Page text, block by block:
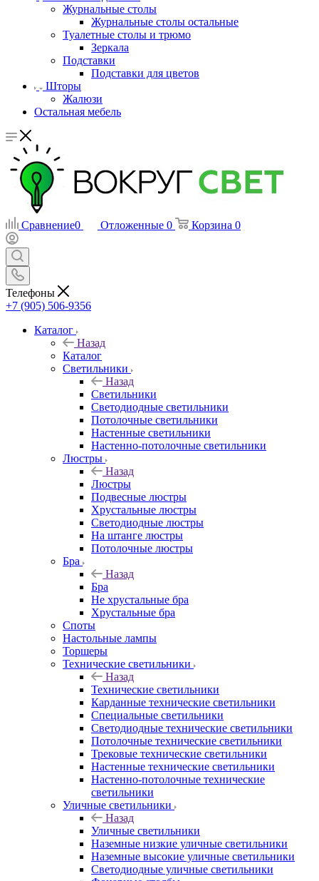
Журнальные столы
Журнальные столы остальные
Туалетные столы и трюмо
Зеркала
Подставки
Подставки для цветов
Шторы
Жалюзи
Остальная мебель
Сравнение0 Отложенные 0 Корзина 0
Телефоны
+7 (905) 506-9356
Каталог
Назад
Каталог
Светильники
Назад
Светильники
Светодиодные светильники
Потолочные светильники
Настенные светильники
Настенно-потолочные светильники
Люстры
Назад
Люстры
Подвесные люстры
Хрустальные люстры
Светодиодные люстры
На штанге люстры
Потолочные люстры
Бра
Назад
Бра
Не хрустальные бра
Хрустальные бра
Споты
Настольные лампы
Торшеры
Технические светильники
Назад
Технические светильники
Карданные технические светильники
Специальные светильники
Светодиодные технические светильники
Потолочные технические светильники
Трековые технические светильники
Настенные технические светильники
Настенно-потолочные технические
светильники
Уличные светильники
Назад
Уличные светильники
Наземные низкие уличные светильники
Наземные высокие уличные светильники
Светодиодные уличные светильники